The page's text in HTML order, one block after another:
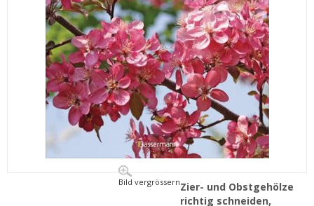
Bild vergrössernZier- und Obstgehölze
richtig schneiden,